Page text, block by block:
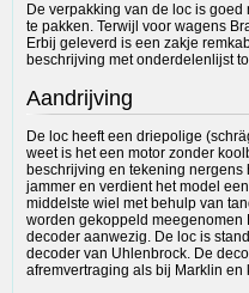
De verpakking van de loc is
te pakken. Terwijl voor wagens
Erbij geleverd is een zakje
beschrijving met onderdelenlijst
Aandrijving
De loc heeft een driepolige
weet is het een motor zonder
beschrijving en tekening
jammer en verdient het model
middelste wiel met behulp van
worden gekoppeld meegenomen
decoder aanwezig. De loc is
decoder van Uhlenbrock. De
afremvertraging als bij Marklin